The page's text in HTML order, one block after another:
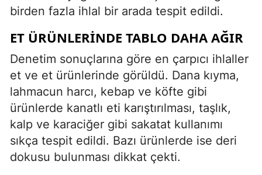
birden fazla ihlal bir arada tespit edildi.
ET ÜRÜNLERINDE TABLO DAHA AĞIR
Denetim sonuçlarına göre en çarpıcı ihlaller
et ve et ürünlerinde görüldü. Dana kıyma,
lahmacun harcı, kebap ve köfte gibi
ürünlerde kanatlı eti karıştırılması, taşlık,
kalp ve karaciğer gibi sakatat kullanımı
sıkça tespit edildi. Bazı ürünlerde ise deri
dokusu bulunması dikkat çekti.